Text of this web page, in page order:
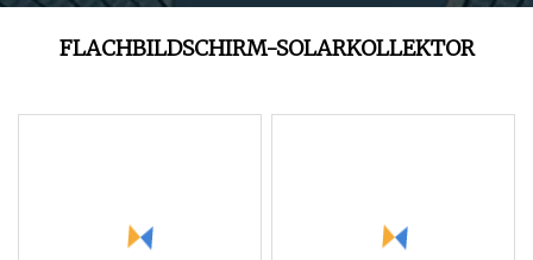
FLACHBILDSCHIRM-SOLARKOLLEKTOR